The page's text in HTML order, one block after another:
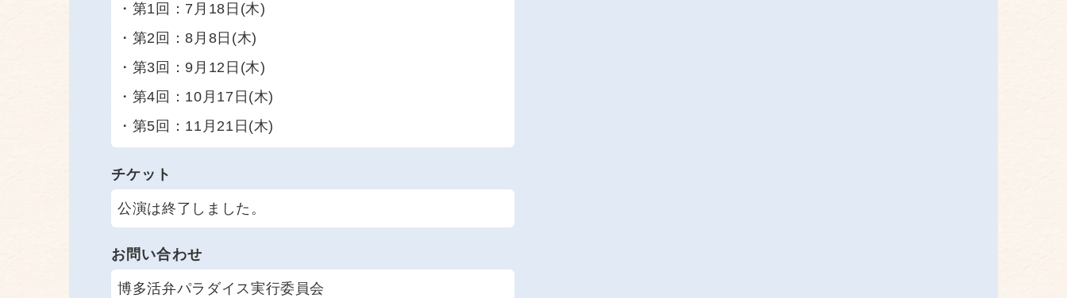
・第1回：7月18日(木)
・第2回：8月8日(木)
・第3回：9月12日(木)
・第4回：10月17日(木)
・第5回：11月21日(木)
チケット
公演は終了しました。
お問い合わせ
博多活弁パラダイス実行委員会